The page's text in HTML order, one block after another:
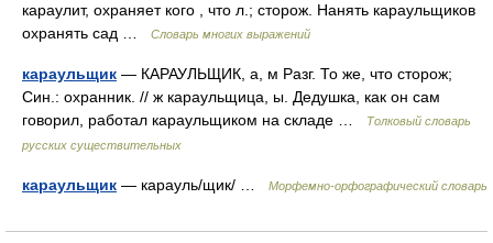
караулит, охраняет кого , что л.; сторож. Нанять караульщиков
охранять сад …
Словарь многих выражений
караульщик — КАРАУЛЬЩИК, а, м Разг. То же, что сторож;
Син.: охранник. // ж караульщица, ы. Дедушка, как он сам
говорил, работал караульщиком на складе …
Толковый словарь
русских существительных
караульщик — карауль/щик/ … Морфемно-орфографический словарь